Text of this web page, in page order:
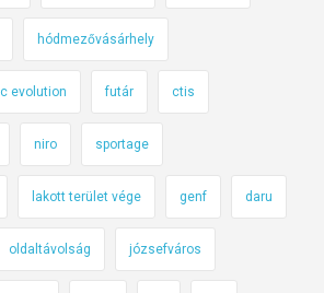
hódmezővásárhely
c evolution futár ctis
niro sportage
lakott terület vége genf daru
oldaltávolság józsefváros